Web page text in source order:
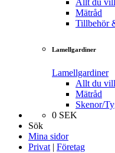
Allt du vill
Mätråd
Tillbehör
Lamellgardiner
Lamellgardiner
Allt du
Mätråd
Skenor/
0 SEK
Sök
Mina sidor
Privat | Företag